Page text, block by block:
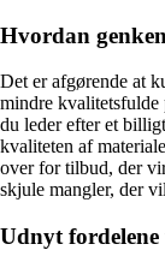
Hvordan
Det er afgørende at
mindre kvalitetsfulde
du leder efter et
kvaliteten af
over for tilbud, der
skjule mangler, der
Udnyt